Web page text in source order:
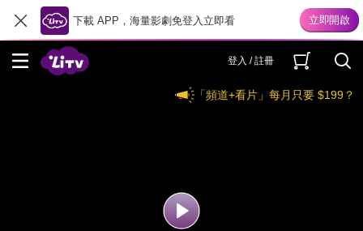
下載 APP，海量影劇免登入立即看
登入 / 註冊
「頻道+看片」每月只要 $199？